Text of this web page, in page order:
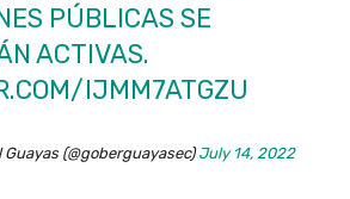
PÚBLICAS SE
ACTIVAS.
IJMM7ATGZU
(@goberguayasec)July 14, 2022